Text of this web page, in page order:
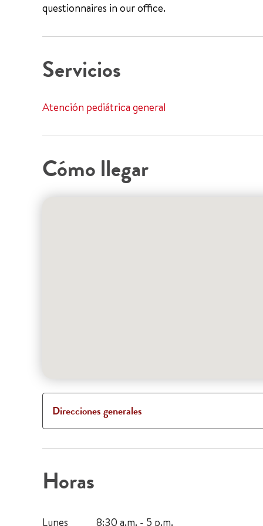
questionnaires in our office.
Servicios
Atención pediátrica general
Cómo llegar
Direcciones generales
Horas
Lunes 8:30 a.m. - 5 p.m.